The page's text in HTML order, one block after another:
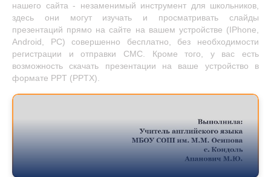
нашего сайта - незаменимый инструмент для школьников,
здесь они могут изучать и просматривать слайды
презентаций прямо на сайте на вашем устройстве (IPhone,
Android, PC) совершенно бесплатно, без необходимости
регистрации и отправки СМС. Кроме того, у вас есть
возможность скачать презентации на ваше устройство в
формате PPT (PPTX).